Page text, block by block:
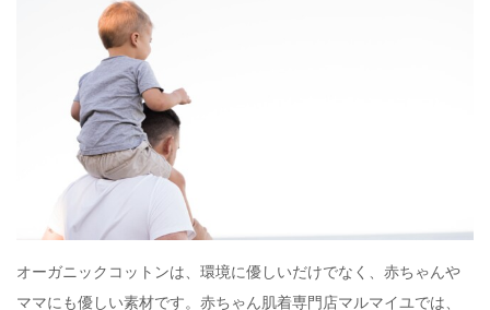
オーガニックコットンは、環境に優しいだけでなく、赤ちゃんや
ママにも優しい素材です。赤ちゃん肌着専門店マルマイユでは、